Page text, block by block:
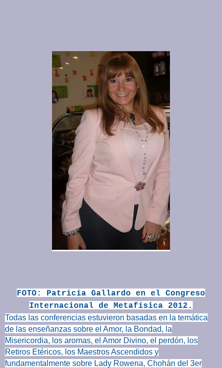
FOTO: Patricia Gallardo en el Congreso
Internacional de Metafísica 2012.
Todas las conferencias estuvieron basadas en la temática
de las enseñanzas sobre el Amor, la Bondad, la
Misericordia, los aromas, el Amor Divino, el perdón, los
Retiros Etéricos, los Maestros Ascendidos y
fundamentalmente sobre Lady Rowena, Chohán del 3er